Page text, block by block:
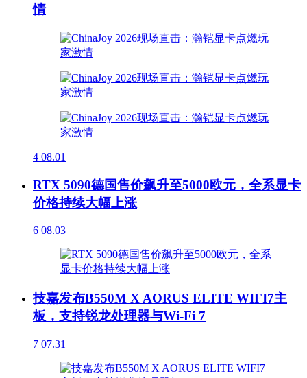
情
4 08.01
RTX 5090德国售价飙升至5000欧元，全系显卡
价格持续大幅上涨
6 08.03
技嘉发布B550M X AORUS ELITE WIFI7主
板，支持锐龙处理器与Wi-Fi 7
7 07.31